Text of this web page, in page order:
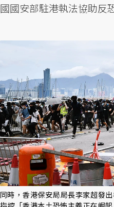
國國安部駐港執法協助反
同時，香港保安局局長李家超發